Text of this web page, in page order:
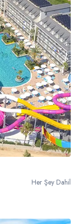
Her Şey Dahil